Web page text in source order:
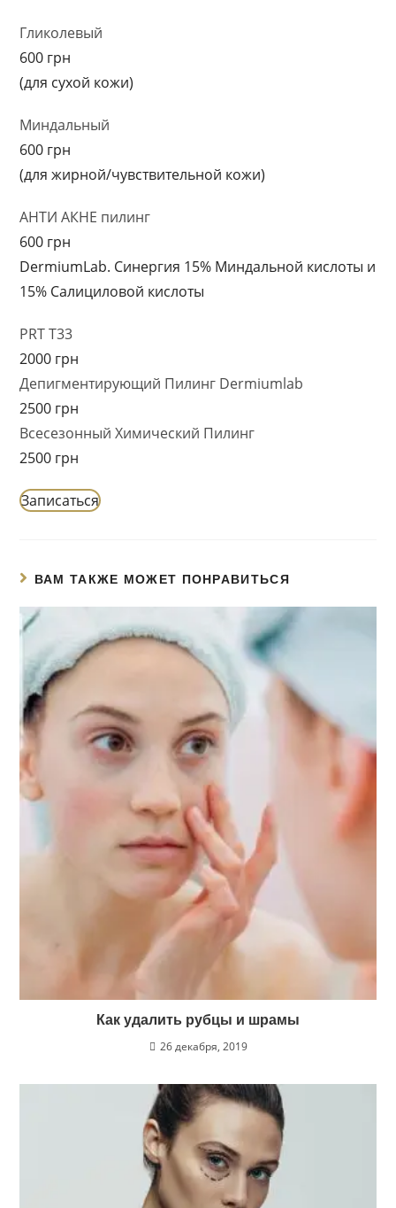
Гликолевый
600 грн
(для сухой кожи)
Миндальный
600 грн
(для жирной/чувствительной кожи)
АНТИ АКНЕ пилинг
600 грн
DermiumLab. Синергия 15% Миндальной кислоты и
15% Салициловой кислоты
PRT T33
2000 грн
Депигментирующий Пилинг Dermiumlab
2500 грн
Всесезонный Химический Пилинг
2500 грн
Записаться
ВАМ ТАКЖЕ МОЖЕТ ПОНРАВИТЬСЯ
Как удалить рубцы и шрамы
26 декабря, 2019